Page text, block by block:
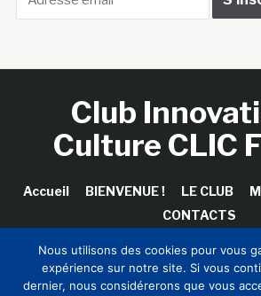
Club
Culture CLIC
Accueil BIENVENUE ! LE CLUB
CONTACTS
Copyright © 2026 Club Innovation &
Nous utilisons des cookies pour vous
expérience sur notre site. Si vous
dernier, nous considérerons que vous